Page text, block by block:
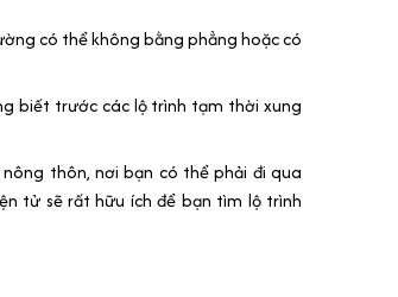
có thể không bằng phẳng hoặc có
biết trước các lộ trình tạm thời xung
thôn, nơi bạn có thể phải đi qua
tử sẽ rất hữu ích để bạn tìm lộ trình